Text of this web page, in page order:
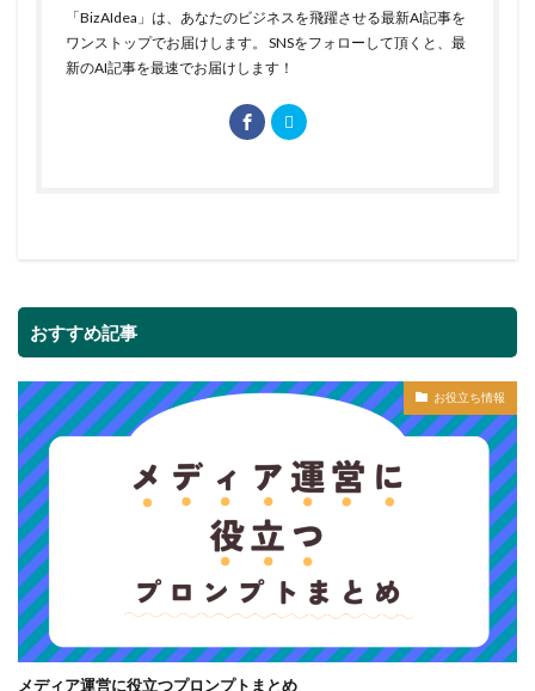
「BizAIdea」は、あなたのビジネスを飛躍させる最新AI記事を
ワンストップでお届けします。 SNSをフォローして頂くと、最
新のAI記事を最速でお届けします！
おすすめ記事
お役立ち情報
メディア運営に役立つプロンプトまとめ